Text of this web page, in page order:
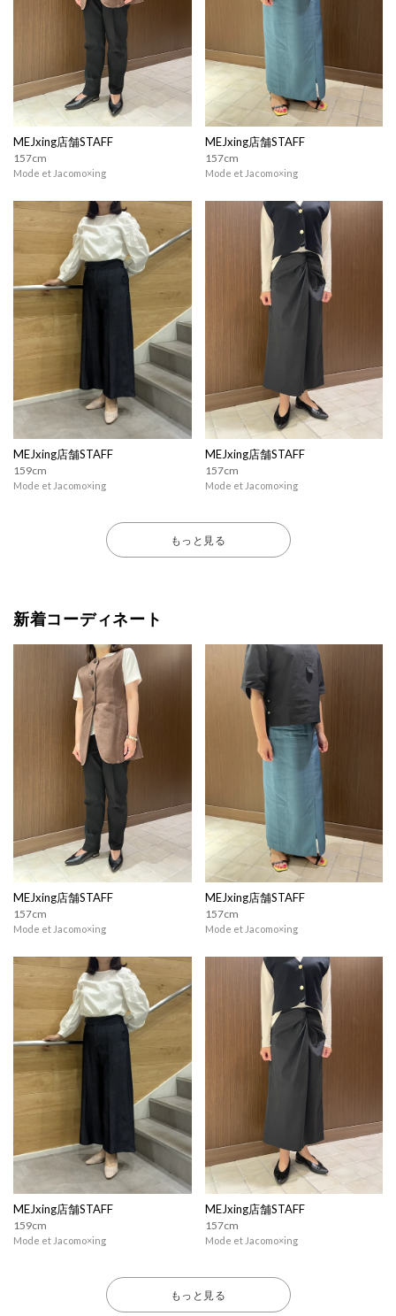
MEJxing店舗STAFF
157cm
Mode et Jacomo×ing
MEJxing店舗STAFF
157cm
Mode et Jacomo×ing
MEJxing店舗STAFF
159cm
Mode et Jacomo×ing
MEJxing店舗STAFF
157cm
Mode et Jacomo×ing
もっと見る
新着コーディネート
MEJxing店舗STAFF
157cm
Mode et Jacomo×ing
MEJxing店舗STAFF
157cm
Mode et Jacomo×ing
MEJxing店舗STAFF
159cm
Mode et Jacomo×ing
MEJxing店舗STAFF
157cm
Mode et Jacomo×ing
もっと見る